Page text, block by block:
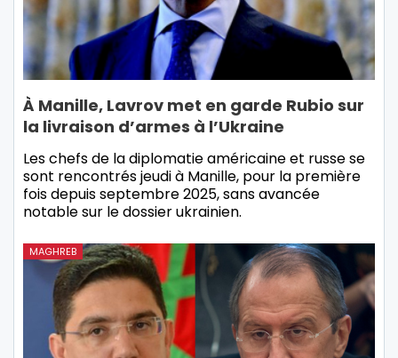
À Manille, Lavrov met en garde Rubio sur
la livraison d’armes à l’Ukraine
Les chefs de la diplomatie américaine et russe se
sont rencontrés jeudi à Manille, pour la première
fois depuis septembre 2025, sans avancée
notable sur le dossier ukrainien.
MAGHREB